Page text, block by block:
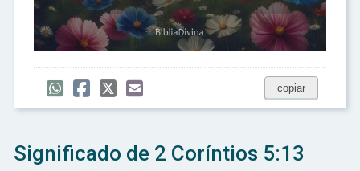
copiar
Significado de 2 Coríntios 5:13